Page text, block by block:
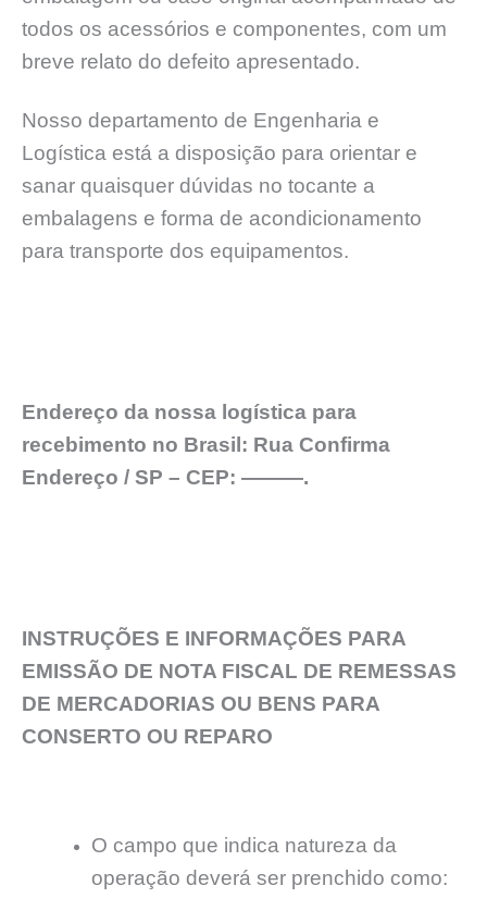
todos os acessórios e componentes, com um
breve relato do defeito apresentado.
Nosso departamento de Engenharia e
Logística está a disposição para orientar e
sanar quaisquer dúvidas no tocante a
embalagens e forma de acondicionamento
para transporte dos equipamentos.
Endereço da nossa logística para
recebimento no Brasil: Rua Confirma
Endereço / SP – CEP: ———.
INSTRUÇÕES E INFORMAÇÕES PARA
EMISSÃO DE NOTA FISCAL DE REMESSAS
DE MERCADORIAS OU BENS PARA
CONSERTO OU REPARO
O campo que indica natureza da
operação deverá ser prenchido como: